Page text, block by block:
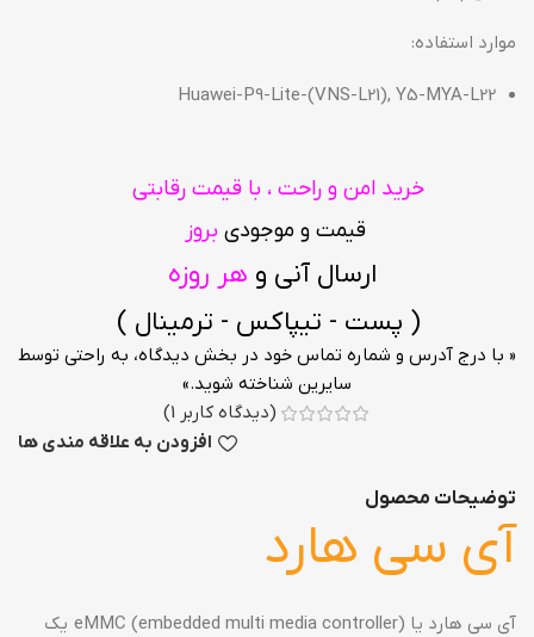
موارد استفاده:
Huawei-P9-Lite-(VNS-L21), Y5-MYA-L22
خرید امن و راحت ، با قیمت رقابتی
قیمت و موجودی بروز
ارسال آنی و هر روزه
( پست - تیپاکس - ترمینال )
« با درج آدرس و شماره تماس خود در بخش دیدگاه، به راحتی توسط
سایرین شناخته شوید.»
(دیدگاه کاربر 1
)
افزودن به علاقه مندی ها
توضیحات محصول
آی سی هارد
آی سی هارد یا eMMC (embedded multi media controller) یک